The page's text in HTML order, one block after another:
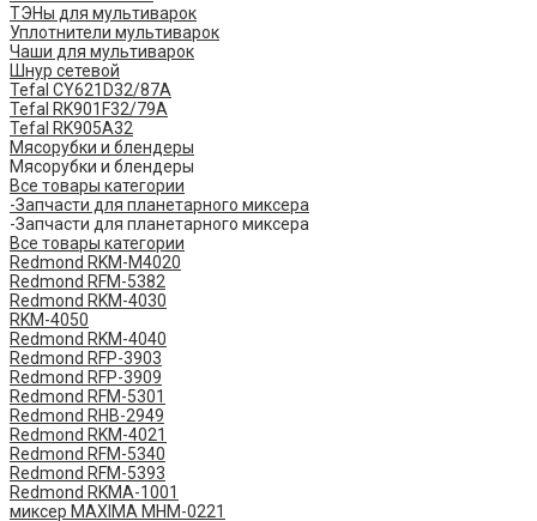
ТЭНы для мультиварок
Уплотнители мультиварок
Чаши для мультиварок
Шнур сетевой
Tefal CY621D32/87A
Tefal RK901F32/79A
Tefal RK905A32
Мясорубки и блендеры
Мясорубки и блендеры
Все товары категории
-Запчасти для планетарного миксера
-Запчасти для планетарного миксера
Все товары категории
Redmond RKM-M4020
Redmond RFM-5382
Redmond RKM-4030
RKM-4050
Redmond RKM-4040
Redmond RFP-3903
Redmond RFP-3909
Redmond RFM-5301
Redmond RHB-2949
Redmond RKM-4021
Redmond RFM-5340
Redmond RFM-5393
Redmond RKMA-1001
миксер MAXIMA MHM-0221